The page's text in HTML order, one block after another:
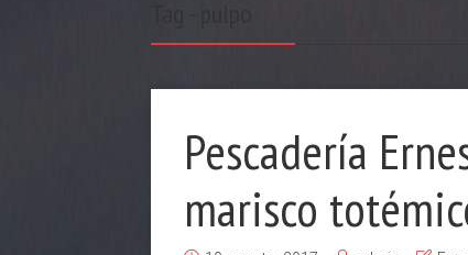
Pescadería
marisco